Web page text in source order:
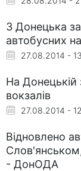
З Донецька
автобусних
27.08.2014 -
На Донецькій
вокзалів
27.08.2014 -
Відновлено
- ДонОДА